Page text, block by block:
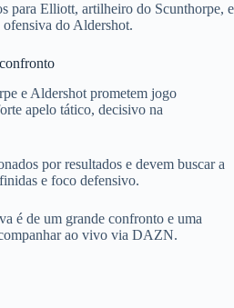
para Elliott, artilheiro do Scunthorpe, e
do Aldershot.
e Aldershot prometem jogo
apelo tático, decisivo na
por resultados e devem buscar a
e foco defensivo.
é de um grande confronto e uma
ao vivo via DAZN.